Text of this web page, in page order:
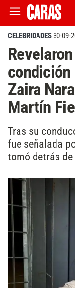
CELEBRIDADES30-09-
condición
Zaira
Martín
Tras su
fue señalada
tomó detrás